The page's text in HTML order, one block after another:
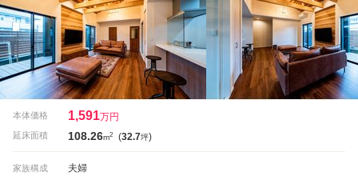
本体価格 1,591万円
延床面積 108.26m2 (32.7坪)
家族構成 夫婦